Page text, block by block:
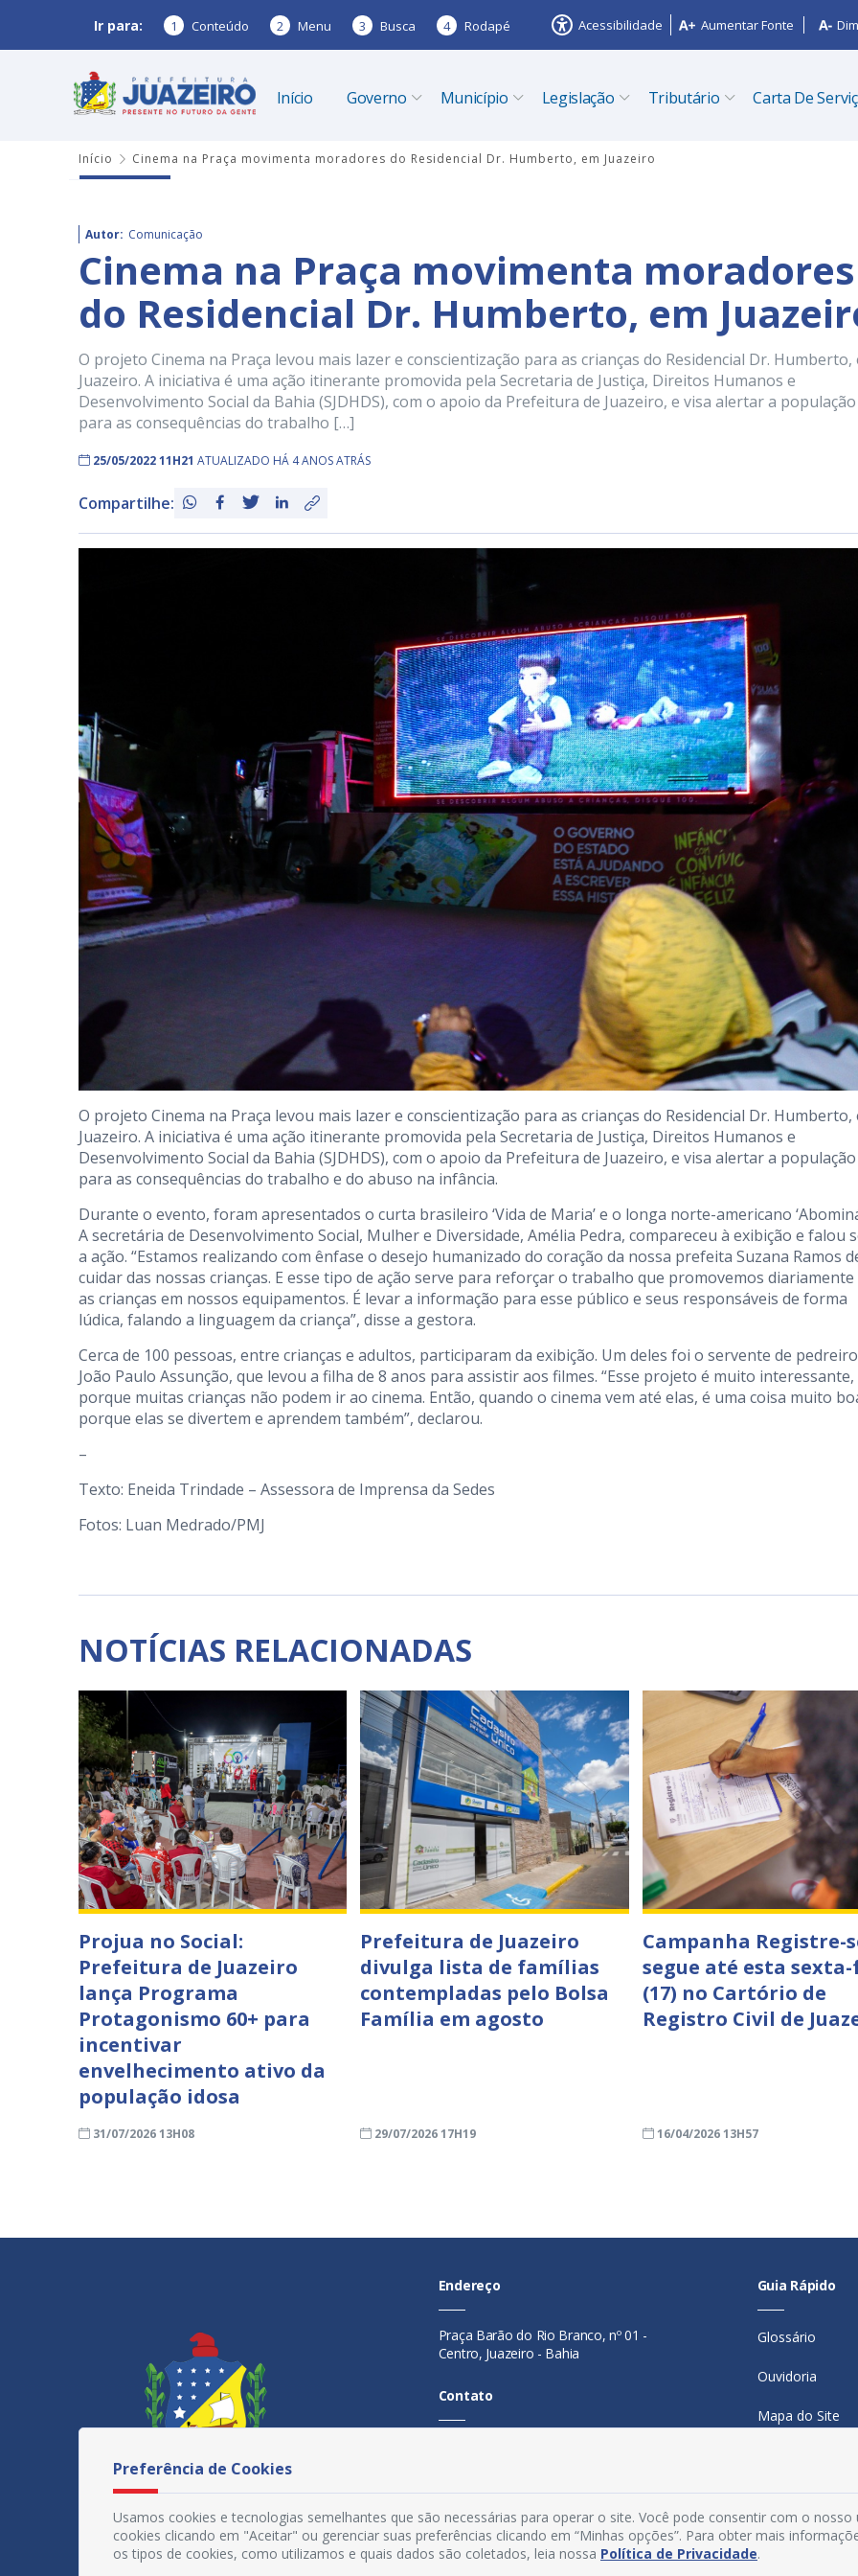
Ir para: 1 Conteúdo 2 Menu 3 Busca 4 Rodapé Acessibilidade Aumentar Fonte
Início Governo Município Legislação Tributário Carta De
Início Cinema na Praça movimenta moradores do Residencial Dr. Humberto, em Juazeiro
Autor: Comunicação
Cinema na Praça movimenta moradores
do Residencial Dr. Humberto, em
O projeto Cinema na Praça levou mais lazer e conscientização para as crianças do Residencial Dr. Humberto,
Juazeiro. A iniciativa é uma ação itinerante promovida pela Secretaria de Justiça, Direitos Humanos e
Desenvolvimento Social da Bahia (SJDHDS), com o apoio da Prefeitura de Juazeiro, e visa alertar a população
para as consequências do trabalho […]
25/05/2022 11H21 ATUALIZADO HÁ 4 ANOS ATRÁS
Compartilhe:
O projeto Cinema na Praça levou mais lazer e conscientização para as crianças do Residencial Dr. Humberto,
Juazeiro. A iniciativa é uma ação itinerante promovida pela Secretaria de Justiça, Direitos Humanos e
Desenvolvimento Social da Bahia (SJDHDS), com o apoio da Prefeitura de Juazeiro, e visa alertar a população
para as consequências do trabalho e do abuso na infância.
Durante o evento, foram apresentados o curta brasileiro ‘Vida de Maria’ e o longa norte-americano
A secretária de Desenvolvimento Social, Mulher e Diversidade, Amélia Pedra, compareceu à exibição e falou
a ação. “Estamos realizando com ênfase o desejo humanizado do coração da nossa prefeita Suzana Ramos
cuidar das nossas crianças. E esse tipo de ação serve para reforçar o trabalho que promovemos diariamente
as crianças em nossos equipamentos. É levar a informação para esse público e seus responsáveis de forma
lúdica, falando a linguagem da criança”, disse a gestora.
Cerca de 100 pessoas, entre crianças e adultos, participaram da exibição. Um deles foi o servente de
João Paulo Assunção, que levou a filha de 8 anos para assistir aos filmes. “Esse projeto é muito interessante,
porque muitas crianças não podem ir ao cinema. Então, quando o cinema vem até elas, é uma coisa muito
porque elas se divertem e aprendem também”, declarou.
–
Texto: Eneida Trindade – Assessora de Imprensa da Sedes
Fotos: Luan Medrado/PMJ
NOTÍCIAS RELACIONADAS
Projua no Social:
Prefeitura de Juazeiro
lança Programa
Protagonismo 60+ para
incentivar
envelhecimento ativo da
população idosa
31/07/2026 13H08
Prefeitura de Juazeiro
divulga lista de famílias
contempladas pelo Bolsa
Família em agosto
29/07/2026 17H19
Campanha Registre-
segue até esta
(17) no Cartório de
Registro Civil de
16/04/2026 13H57
Endereço
Praça Barão do Rio Branco, nº 01 -
Centro, Juazeiro - Bahia
Contato
Segunda a sexta-feira, das 08h às
Guia Rápido
Glossário
Ouvidoria
Mapa do Site
Manual de
Política de
Preferência de Cookies
Usamos cookies e tecnologias semelhantes que são necessárias para operar o site. Você pode consentir com o nosso
cookies clicando em "Aceitar" ou gerenciar suas preferências clicando em “Minhas opções”. Para obter mais
os tipos de cookies, como utilizamos e quais dados são coletados, leia nossa Política de Privacidade.